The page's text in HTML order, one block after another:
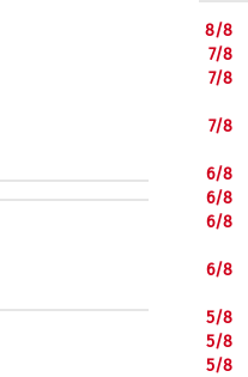
8/8
7/8
7/8
7/8
6/8
6/8
6/8
6/8
5/8
5/8
5/8